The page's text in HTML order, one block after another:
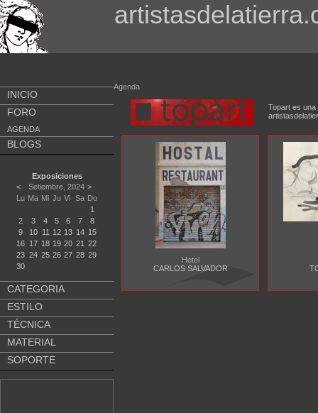
INICIO
FORO
AGENDA
BLOGS
Exposiciones
<
Setiembre, 2024 >
Lu Ma Mi Ju Vi Sa Do
1
2
3 4 5 6 7
8
9
10 11 12 13 14 15
16 17 18 19 20 21 22
23 24 25 26 27 28 29
30
CATEGORIA
ESTILO
TÉCNICA
MATERIAL
SOPORTE
Agenda
Topart es
Hotel
CARLOS SALVADOR